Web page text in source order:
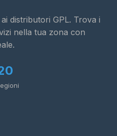
distributori GPL. Trova i
nella tua zona con